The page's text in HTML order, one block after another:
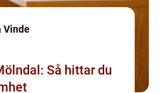
Vinde
Så hittar du